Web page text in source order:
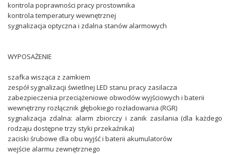
kontrola poprawności pracy prostownika
kontrola temperatury wewnętrznej
sygnalizacja optyczna i zdalna stanów alarmowych
WYPOSAŻENIE
szafka wisząca z zamkiem
zespół sygnalizacji świetlnej LED stanu pracy zasilacza
zabezpieczenia przeciążeniowe obwodów wyjściowych i baterii
wewnętrzny rozłącznik głębokiego rozładowania (RGR)
sygnalizacja zdalna: alarm zbiorczy i zanik zasilania (dla każdego
rodzaju dostępne trzy styki przekaźnika)
zaciski śrubowe dla obu wyjść i baterii akumulatorów
wejście alarmu zewnętrznego